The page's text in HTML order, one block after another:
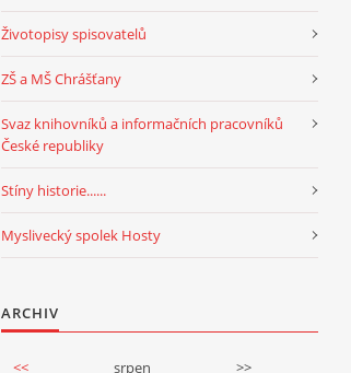
Životopisy spisovatelů
ZŠ a MŠ Chrášťany
Svaz knihovníků a informačních pracovníků
České republiky
Stíny historie......
Myslivecký spolek Hosty
ARCHIV
<< srpen
>>